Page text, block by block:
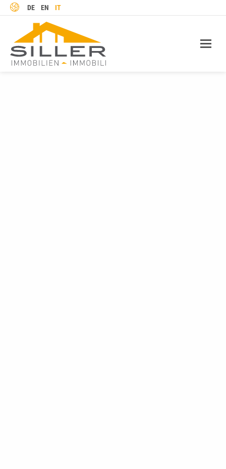
LINGUA
DE EN IT